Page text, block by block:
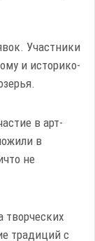
Участники
и историко-
в арт-
в
не
творческих
традиций с